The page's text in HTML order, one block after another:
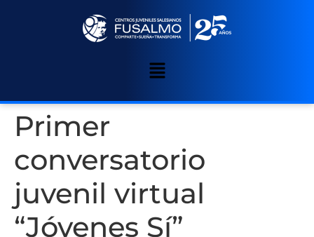
Primer
conversatorio
juvenil virtual
“Jóvenes Sí”